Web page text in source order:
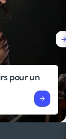
Pourquoi
rentrée ?
4 août 2026 - 6